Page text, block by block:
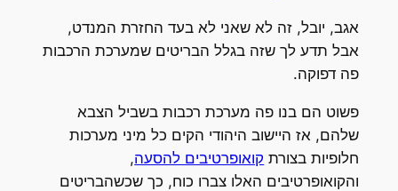
אגב, יובל, זה לא שאני לא בעד החזרת המנדט,
אבל תדע לך שזה בגלל הבריטים שמערכת הרכבות
פה דפוקה.
פשוט הם בנו פה מערכת רכבות בשביל הצבא
שלהם, אז היישוב היהודי הקים כל מיני מערכות
חלופיות בצורת קואופרטיבים להסעה,
והקואופרטיבים האלו צברו כוח, כך שכשהבריטים